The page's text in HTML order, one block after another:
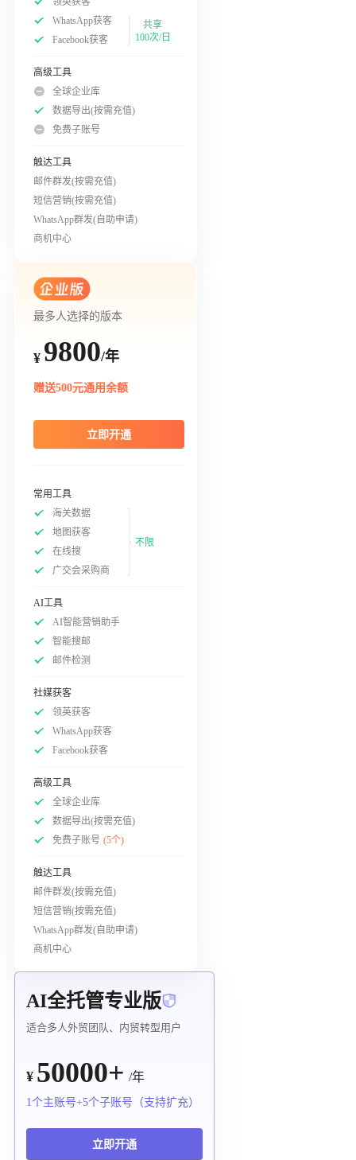
WhatsApp获客
Facebook获客
共享
100次/日
高级工具
全球企业库
数据导出(按需充值)
免费子账号
触达工具
邮件群发(按需充值)
短信营销(按需充值)
WhatsApp群发(自助申请)
商机中心
最多人选择的版本
¥ 9800/年
赠送500元通用余额
立即开通
常用工具
海关数据
地图获客
在线搜
广交会采购商
不限
AI工具
AI智能营销助手
智能搜邮
邮件检测
社媒获客
领英获客
WhatsApp获客
Facebook获客
高级工具
全球企业库
数据导出(按需充值)
免费子账号 (5个)
触达工具
邮件群发(按需充值)
短信营销(按需充值)
WhatsApp群发(自助申请)
商机中心
AI全托管专业版
适合多人外贸团队、内贸转型用户
¥ 50000+ /年
1个主账号+5个子账号（支持扩充）
立即开通